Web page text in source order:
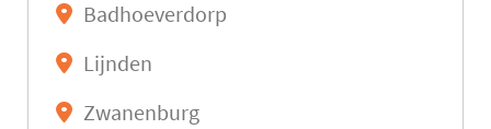
Badhoeverdorp
Lijnden
Zwanenburg